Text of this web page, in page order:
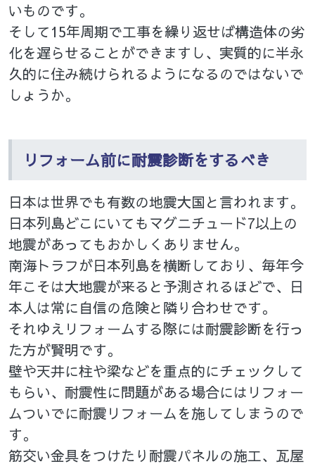
いものです。
そして15年周期で工事を繰り返せば構造体の劣
化を遅らせることができますし、実質的に半永
久的に住み続けられるようになるのではないで
しょうか。
リフォーム前に耐震診断をするべき
日本は世界でも有数の地震大国と言われます。
日本列島どこにいてもマグニチュード7以上の
地震があってもおかしくありません。
南海トラフが日本列島を横断しており、毎年今
年こそは大地震が来ると予測されるほどで、日
本人は常に自信の危険と隣り合わせです。
それゆえリフォームする際には耐震診断を行っ
た方が賢明です。
壁や天井に柱や梁などを重点的にチェックして
もらい、耐震性に問題がある場合にはリフォー
ムついでに耐震リフォームを施してしまうので
す。
筋交い金具をつけたり耐震パネルの施工、瓦屋